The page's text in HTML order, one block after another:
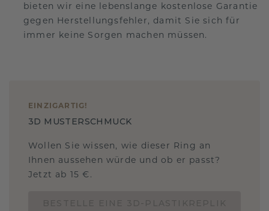
bieten wir eine lebenslange kostenlose Garantie
gegen Herstellungsfehler, damit Sie sich für
immer keine Sorgen machen müssen.
EINZIGARTIG !
3D MUSTERSCHMUCK
Wollen Sie wissen, wie dieser Ring an
Ihnen aussehen würde und ob er passt?
Jetzt ab 15 €.